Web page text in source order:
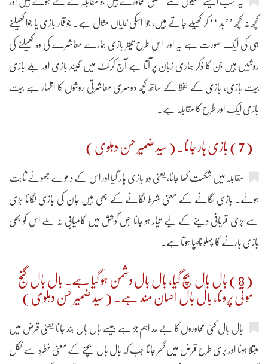
کچھ نہ کچھ ’’بد ‘‘ کر کھیلے جاتے ہیں، جوا اسکی نمایاں مثال ہے۔ جو قمار بازی یا جوا کھیلنے
ہی کی ایک صورت ہے یہ اور اس طرح تیتر بازی ہمارے معاشرے کی وہ کھیلنے کی
روشیں ہیں جن کا ذکر ہماری زبان پر آتا ہے آج کرکٹ میں گیند بازی اور بلّے بازی
بیت بازی، بازی کے لفظ کے ساتھ کچھ دوسری معاشرتی روشوں کا اظہار ہے بیت
بازی ایک اور طرح کا مقابلہ ہے۔
( 7 ) بازی ہار جانا۔ ( سید ضمیر حسن دہلوی )
مقابلہ میں شکست کھا جانا، یعنی وہ بازی ہار گیا اور اس کے دعوے جھوٹے ثابت
ہوئے۔ بازی لگانے کے معنی شرط لگانے کے بھی ہیں جان کی بازی لگانا بڑی
سے بڑی قربانی دینے کے لیے تیار ہو جانا جس کوشش میں کامیابی نہ ملے اس کو بھی
بازی ہارنے کا پہلو چھپا ہوتا ہے۔
( 8 ) بال بال بچ گیا، بال بال دشمن ہو گیا ہے۔ بال بال گنج
موتی پرونا، بال بال احسان مند ہے۔ ( سید ضمیر حسن دہلوی )
بال بال کئی محاوروں کا بے حد اہم جز ہے جیسے بال بال بند جانا یعنی قرض میں
مبتلا ہونا اور بری طرح قرض میں گھر جانا جب کہ بال بال بچنے کے معنی خطرہ سے نکل